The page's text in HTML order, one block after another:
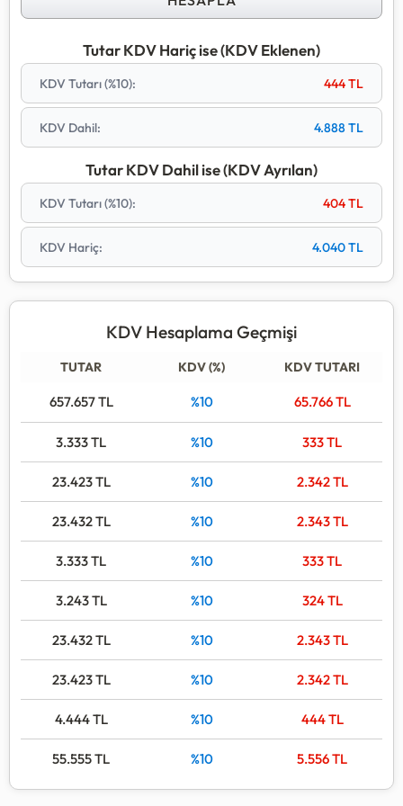
işlemidir.
Hızlı seçim butonlarını kullanarak en yaygın KDV oranları
ile anında sonuç alabilir, geçmiş hesaplamalarınızı
tablodan takip edebilirsiniz.
Tutar KDV Hariç ise (KDV Eklenen)
KDV Tutarı (%10): 444TL
KDV Dahil: 4.888TL
Tutar KDV Dahil ise (KDV Ayrılan)
KDV Tutarı (%10): 404TL
KDV Hariç: 4.040TL
KDV Hesaplama Geçmişi
TUTAR KDV (%) KDV TUTARI
657.657TL %10 65.766TL
3.333TL %10 333TL
23.423TL %10 2.342TL
23.432TL %10 2.343TL
3.333TL %10 333TL
3.243TL %10 324TL
23.432TL %10 2.343TL
23.423TL %10 2.342TL
4.444TL %10 444TL
55.555TL %10 5.556TL